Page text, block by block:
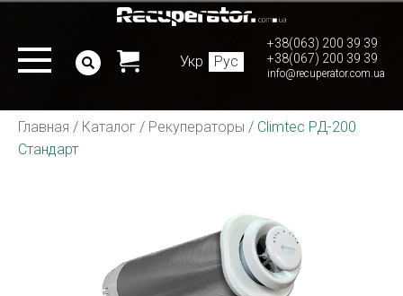
Укр Рус
+38(063) 200 39 39
+38(067) 200 39 39
info@recuperator.com.ua
Главная / Каталог / Рекуператоры / Climtec РД-200
Стандарт